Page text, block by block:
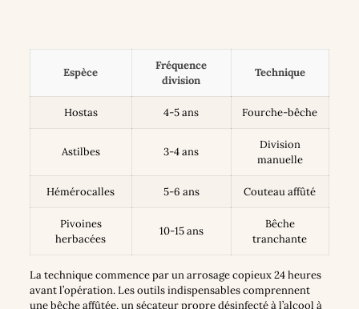
Espèce
Fréquence
division
Technique
Hostas 4-5 ans Fourche-bêche
Astilbes 3-4 ans
Division
manuelle
Hémérocalles 5-6 ans Couteau affûté
Pivoines
herbacées
10-15 ans
Bêche
tranchante
La technique commence par un arrosage copieux 24 heures
avant l’opération. Les outils indispensables comprennent
une bêche affûtée, un sécateur propre désinfecté à l’alcool à